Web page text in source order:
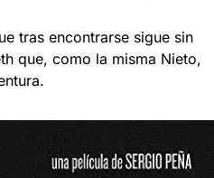
tras encontrarse sigue sin
que, como la misma Nieto,